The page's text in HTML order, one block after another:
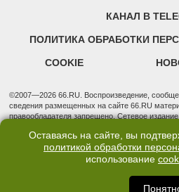
КАНАЛ В
ПОЛИТИКА ОБРАБОТКИ
COOKIE
©2007—2026 66.RU. Воспроизведение,
сведения размещенных на сайте 66.RU
правообладателя запрещено. Сетевое
надзору в сфере связи, информационных
(Роскомнадзор). Регистрационный номер ЭЛ
Учредитель: Общество с ограниченной
3, оф. 7015 Фактический адрес редакции и
обл., г. Екатеринбург, ул. Бориса Ельцина, д.
Оставаясь на сайте, вы
политикой обработки
использование